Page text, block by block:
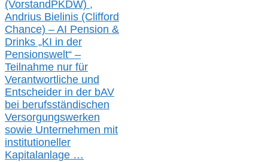
(VorstandPKDW) ,
Andrius Bielinis (Clifford
Chance) – AI Pension &
Drinks „KI in der
Pensionswelt“ –
Teilnahme nur für
Verantwortliche und
Entscheider in der bAV
bei berufsständischen
Versorgungswerken
sowie Unternehmen mit
institutioneller
Kapitalanlage …